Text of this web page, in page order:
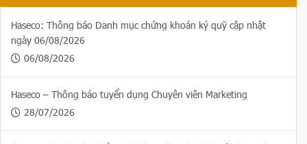
Haseco: Thông báo Danh mục chứng khoán ký quỹ cập nhật
ngày 06/08/2026
06/08/2026
Haseco – Thông báo tuyển dụng Chuyên viên Marketing
28/07/2026